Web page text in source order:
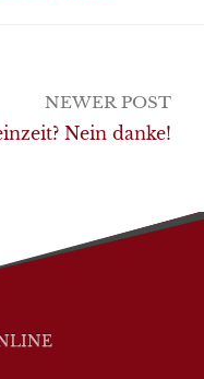
NEWER POST
Nein danke!